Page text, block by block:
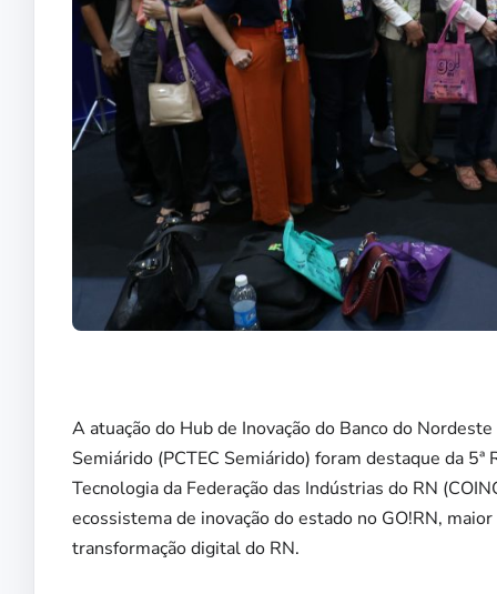
A atuação do Hub de Inovação do Banco do
Semiárido (PCTEC Semiárido) foram destaque da
Tecnologia da Federação das Indústrias do RN
ecossistema de inovação do estado no GO!RN,
transformação digital do RN.